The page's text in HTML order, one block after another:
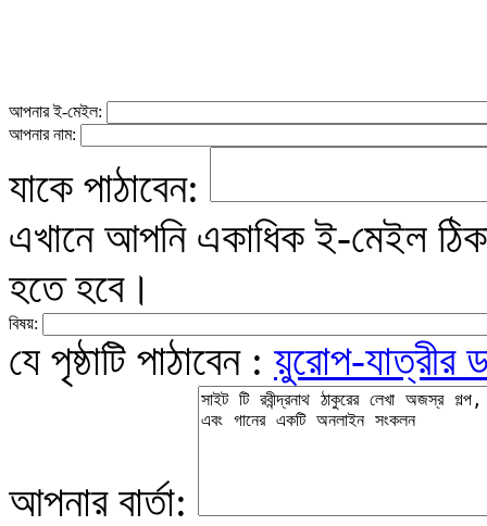
আপনার ই-মেইল:
আপনার নাম:
যাকে পাঠাবেন:
এখানে আপনি একাধিক ই-মেইল
হতে হবে।
বিষয়:
যে পৃষ্ঠাটি পাঠাবেন : য়ুরোপ-যাত্রীর
আপনার বার্তা: